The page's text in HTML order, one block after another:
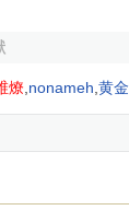
习惯，就要
地重复暗示。
脑海中，过不
用。
燎 nonameh 黄